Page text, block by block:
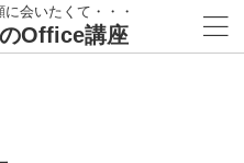
会いたくて・・・
Office講座